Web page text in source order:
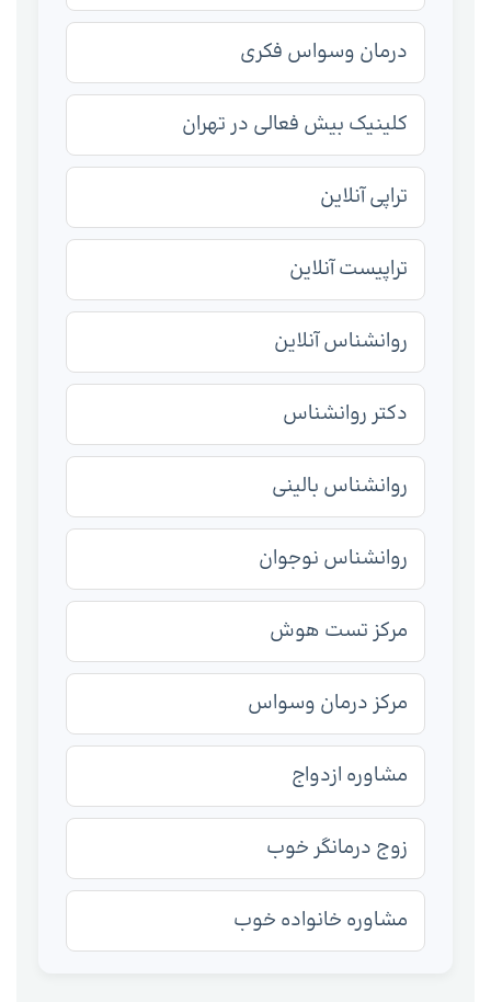
درمان وسواس فکری
کلینیک بیش فعالی در تهران
تراپی آنلاین
تراپیست آنلاین
روانشناس آنلاین
دکتر روانشناس
روانشناس بالینی
روانشناس نوجوان
مرکز تست هوش
مرکز درمان وسواس
مشاوره ازدواج
زوج درمانگر خوب
مشاوره خانواده خوب